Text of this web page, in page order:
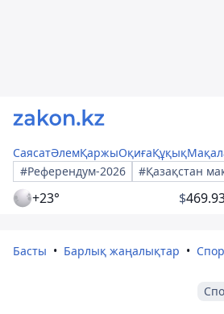
СаясатӘлемҚаржыОқиғаҚұқық
#Референдум-2026
#Қазақстан
+23° $
Басты Барлық жаңалықтар